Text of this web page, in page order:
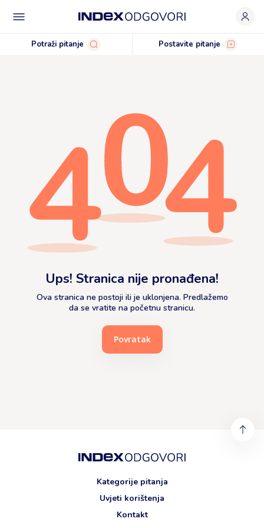
Potraži pitanje Postavite pitanje
Ups! Stranica nije pronađena!
Ova stranica ne postoji ili je uklonjena. Predlažemo
da se vratite na početnu stranicu.
Povratak
Kategorije pitanja
Uvjeti korištenja
Kontakt